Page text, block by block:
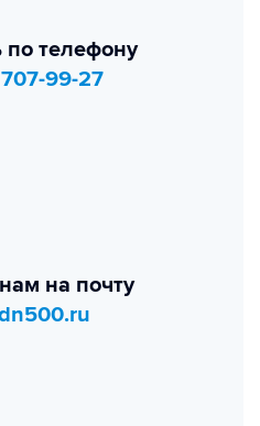
по телефону
99-27
на почту